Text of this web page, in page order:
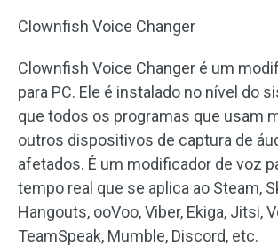
Clownfish Voice Changer
Clownfish Voice Changer é um
para PC. Ele é instalado no nível do
que todos os programas que usam
outros dispositivos de captura de
afetados. É um modificador de voz
tempo real que se aplica ao Steam,
Hangouts, ooVoo, Viber, Ekiga, Jitsi,
TeamSpeak, Mumble, Discord, etc.